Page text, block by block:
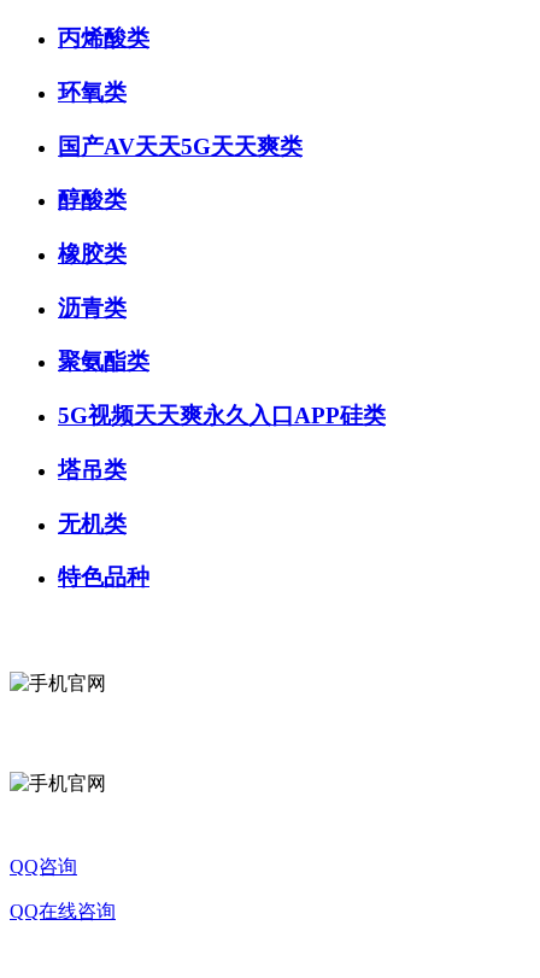
丙烯酸类
环氧类
国产AV天天5G天天爽类
醇酸类
橡胶类
沥青类
聚氨酯类
5G视频天天爽永久入口APP硅类
塔吊类
无机类
特色品种
QQ咨询
QQ在线咨询